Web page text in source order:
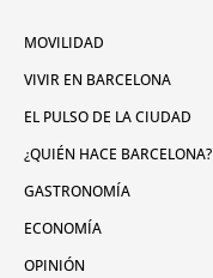
MOVILIDAD
VIVIR EN BARCELONA
EL PULSO DE LA CIUDAD
¿QUIÉN HACE BARCELONA?
GASTRONOMÍA
ECONOMÍA
OPINIÓN